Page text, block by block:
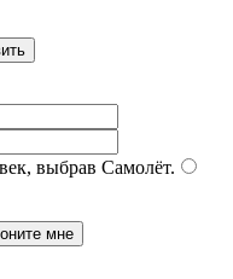
выбрав Самолёт.